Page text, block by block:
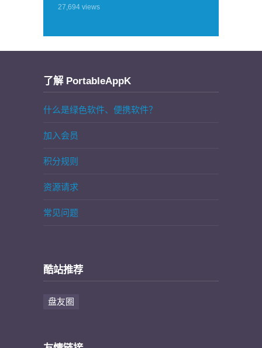
27,694 views
了解 PortableAppK
什么是绿色软件、便携软件？
加入会员
积分规则
资源请求
常见问题
酷站推荐
盘友圈